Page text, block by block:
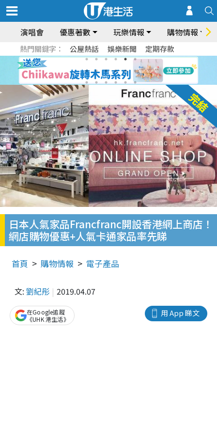
演唱會 優惠著數 玩樂情報 購物情報
熱門關鍵字： 公屋熱話 娛樂新聞 定期存款
日本人氣家品Francfranc開設香港網上商店！
網店購物優惠+人氣卡通家品率先睇
首頁 購物情報 電子產品
文: 劉紀彤 2019.04.07
用 App 睇文
在Google追蹤
《UHK 港生活》